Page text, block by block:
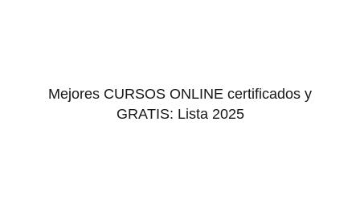
Mejores CURSOS ONLINE certificados y
GRATIS: Lista 2025